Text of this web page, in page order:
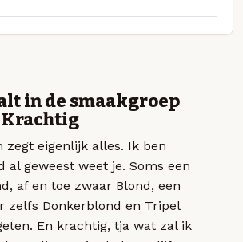
in de smaakgroep
Krachtig
zegt eigenlijk alles. Ik ben
al geweest weet je. Soms een
af en toe zwaar Blond, een
zelfs Donkerblond en Tripel
En krachtig, tja wat zal ik